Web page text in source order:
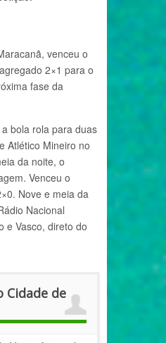
venceu o
2×1 para o
fase da
bola rola para duas
Atlético Mineiro no
da noite, o
Venceu o
Nove e meia da
Nacional
e Vasco, direto do
Cidade de